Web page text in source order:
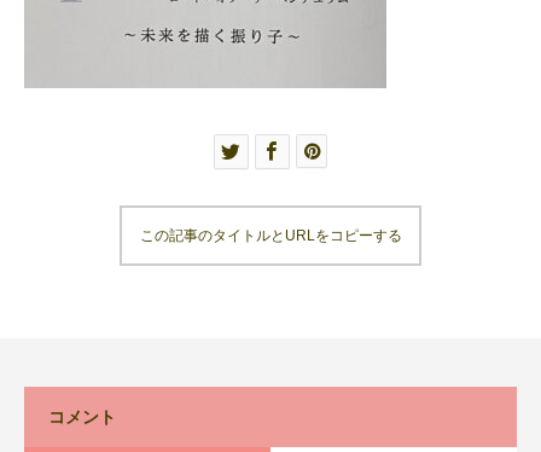
この記事のタイトルとURLをコピーする
コメント